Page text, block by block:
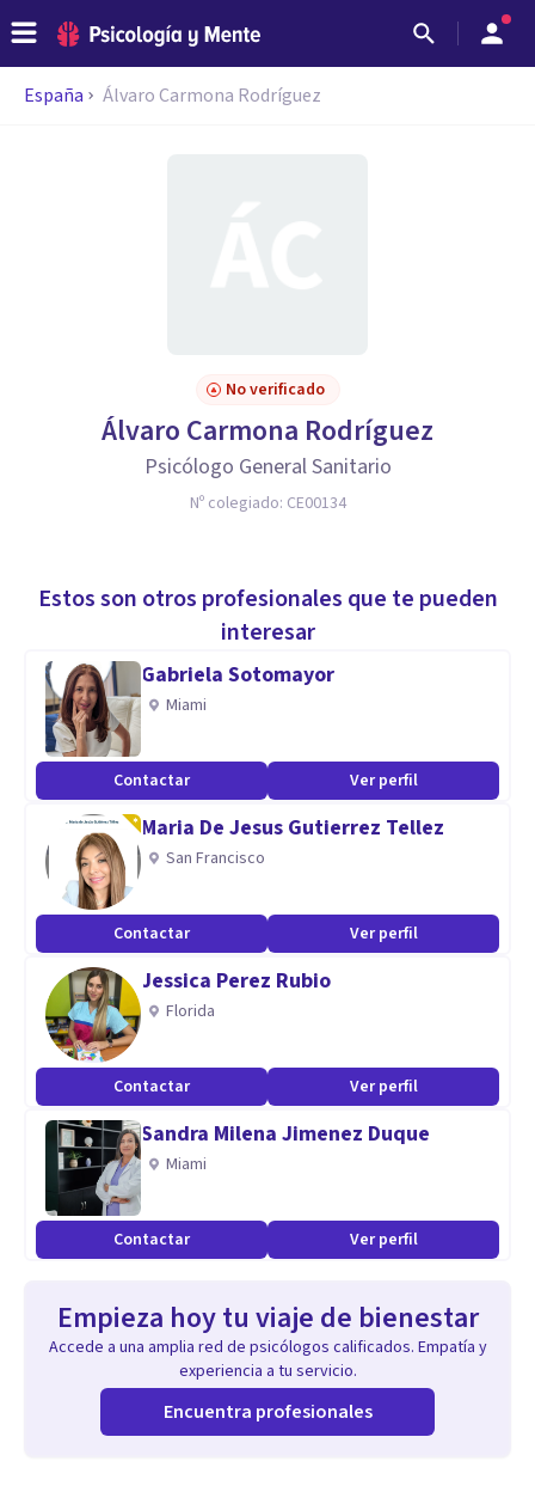
España Álvaro Carmona Rodríguez
No verificado
Álvaro Carmona Rodríguez
Psicólogo General Sanitario
Nº colegiado: CE00134
Estos son otros profesionales que te pueden
interesar
Gabriela Sotomayor
Miami
Contactar Ver perfil
Maria De Jesus Gutierrez Tellez
San Francisco
Contactar Ver perfil
Jessica Perez Rubio
Florida
Contactar Ver perfil
Sandra Milena Jimenez Duque
Miami
Contactar Ver perfil
Empieza hoy tu viaje de bienestar
Accede a una amplia red de psicólogos calificados. Empatía y
experiencia a tu servicio.
Encuentra profesionales